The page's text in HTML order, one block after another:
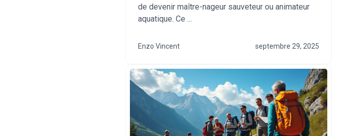
de devenir maître-nageur sauveteur ou animateur
aquatique. Ce ...
Enzo Vincent septembre 29, 2025